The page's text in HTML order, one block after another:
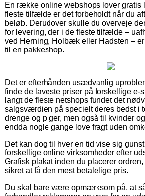
En række online webshops lover gratis
fleste tilfælde er det forbeholdt når du
beløb. Derudover skulle du overveje
for levering, der i de fleste tilfælde –
ved Herning, Holbæk eller Hadsten – er
til en pakkeshop.
Det er efterhånden usædvanlig
finde de laveste priser på forskellige e-
langt de fleste netshops fundet det
salgsværdien på specielt deres bedst i
drenge og piger, men også til kvinder
endda nogle gange love fragt uden
Det kan dog til hver en tid vise sig
forskellige online virksomheder efter
Grafisk plakat inden du placerer
sikret at få den mest betalelige pris.
Du skal bare være opmærksom på, at